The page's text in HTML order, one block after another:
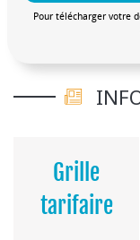
Pour télécharger votre
Grille
tarifaire